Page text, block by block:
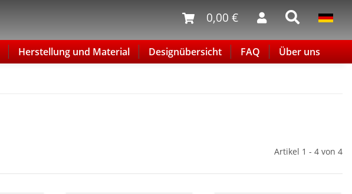
0,00 €
Herstellung und Material Designübersicht FAQ Über uns
Artikel 1 - 4 von 4